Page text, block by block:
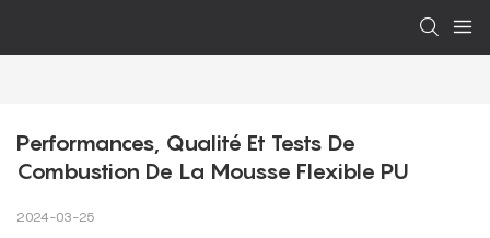
Performances, Qualité Et Tests De
Combustion De La Mousse Flexible PU
2024-03-25